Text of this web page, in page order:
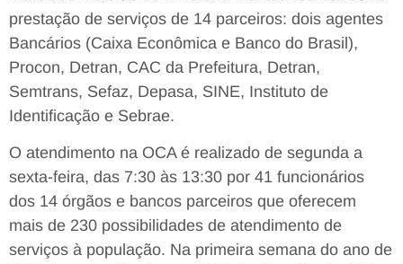
prestação de serviços de 14 parceiros: dois agentes
Bancários (Caixa Econômica e Banco do Brasil),
Procon, Detran, CAC da Prefeitura, Detran,
Semtrans, Sefaz, Depasa, SINE, Instituto de
Identificação e Sebrae.
O atendimento na OCA é realizado de segunda a
sexta-feira, das 7:30 às 13:30 por 41 funcionários
dos 14 órgãos e bancos parceiros que oferecem
mais de 230 possibilidades de atendimento de
serviços à população. Na primeira semana do ano de